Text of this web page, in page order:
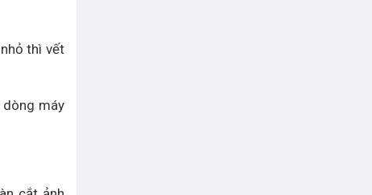
thì vết
máy